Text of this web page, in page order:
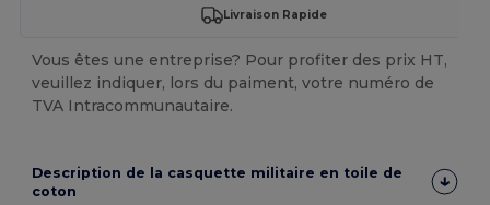
Livraison Rapide
Vous êtes une entreprise? Pour profiter des prix HT,
veuillez indiquer, lors du paiment, votre numéro de
TVA Intracommunautaire.
Description de la casquette militaire en toile de
coton